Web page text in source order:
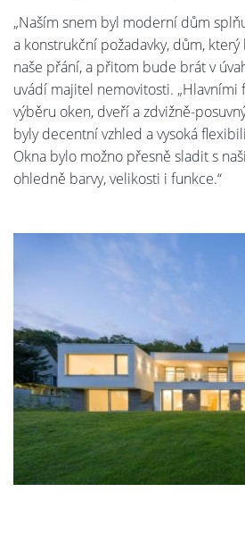
„Naším snem byl moderní dům
a konstrukční požadavky, dům,
naše přání, a přitom bude brát v
uvádí majitel nemovitosti. „Hlavními
výběru oken, dveří a zdvižně-
byly decentní vzhled a vysoká
Okna bylo možno přesně sladit s
ohledně barvy, velikosti i funkce.“